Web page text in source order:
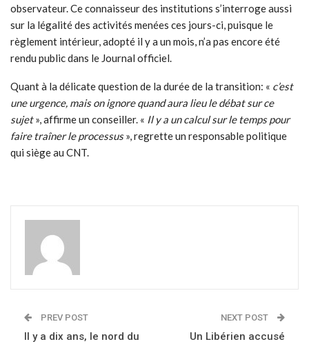
observateur. Ce connaisseur des institutions s’interroge aussi
sur la légalité des activités menées ces jours-ci, puisque le
règlement intérieur, adopté il y a un mois, n’a pas encore été
rendu public dans le Journal officiel.
Quant à la délicate question de la durée de la transition: « c’est
une urgence, mais on ignore quand aura lieu le débat sur ce
sujet», affirme un conseiller. « Il y a un calcul sur le temps pour
faire traîner le processus», regrette un responsable politique
qui siège au CNT.
PREV POST
Il y a dix ans, le nord du
NEXT POST
Un Libérien accusé